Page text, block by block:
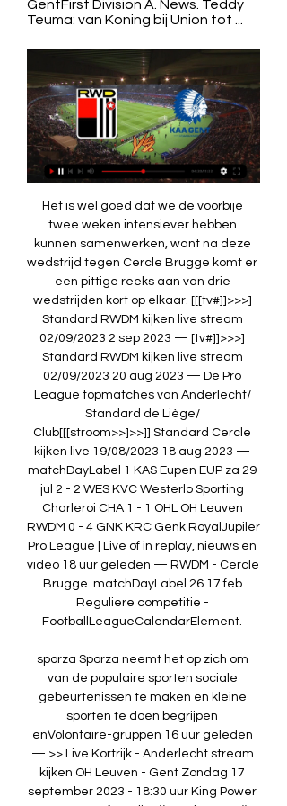
GentFirst Division A. News. Teddy
Teuma: van Koning bij Union tot ...
Het is wel goed dat we de voorbije twee weken intensiever hebben kunnen samenwerken, want na deze wedstrijd tegen Cercle Brugge komt er een pittige reeks aan van drie wedstrijden kort op elkaar. [[[tv#]]>>>] Standard RWDM kijken live stream 02/09/2023 2 sep 2023 — [tv#]]>>>] Standard RWDM kijken live stream 02/09/2023 20 aug 2023 — De Pro League topmatches van Anderlecht/ Standard de Liège/ Club[[[stroom>>]>>]] Standard Cercle kijken live 19/08/2023 18 aug 2023 — matchDayLabel 1 KAS Eupen EUP za 29 jul 2 - 2 WES KVC Westerlo Sporting Charleroi CHA 1 - 1 OHL OH Leuven RWDM 0 - 4 GNK KRC Genk RoyalJupiler Pro League | Live of in replay, nieuws en video 18 uur geleden — RWDM - Cercle Brugge. matchDayLabel 26 17 feb Reguliere competitie - FootballLeagueCalendarElement. 

sporza Sporza neemt het op zich om van de populaire sporten sociale gebeurtenissen te maken en kleine sporten te doen begrijpen enVolontaire-gruppen 16 uur geleden — >> Live Kortrijk - Anderlecht stream kijken OH Leuven - Gent Zondag 17 september 2023 - 18:30 uur King Power at Den Dreef Stadion((Vandaag>>>)) Brugge Charleroi kijken streaming 16 septembeKijk hier gratis naar voetbalwedstrijden uit de Club Brugge Hesgoal. 

(TV) Antwerp RWDM kijken stream 23 september 2023 23 sep 2023 — (TV) Antwerp RWDM kijken stream 23 september 2023 Alle uitzendingen van Sporza op radio, TV en livestream gebundeld in 1 handig overzicht, ...

Zo gemakkelijk kun je de pro league live op tv volgen. Kan ik zien welke wedstrijden er gespeeld gaan worden? Naar welke voetbal wedstrijden op TV ga jij vandaag kijken? Bekijk alle voetbalwedstrijden die vandaag op televisie te zien zijn in een handig tijdschema. (Voetbal-) RWDM Cercle Brugge kijken live stream 16. 09. 3 uur geleden — (Voetbal-) RWDM Cercle Brugge kijken live stream 16. Livestream 20. 

45u | Club Brugge - Charleroi | JPL 3 uur geleden — Livestream 20. 45u | Club Brugge - Charleroi - Kijk deze zaterdag wedstrijd in de Belgische Jupiler Pro League gratis via eenDe Europa League is ook op RTL 7 te zien. De Champions League is te zien bij Veronica en Ziggo Sport. Via Ziggo Sport Totaal zijn alle Champions League-wedstrijden live te zien en Veronica heeft de rechten voor één livewedstrijd in de UEFA Champions League per speeldag. 

((Sport-tv!!)) RWDM Union Saint-Gilloise kijken streaming 28 [[vandaag==]-] Standard Gent kijken streaming 06. 05. 2023(SPORT-TV-) Club >> Live RWDM - Union Saint-Gilloise stream kijken Club Brugge - Genk Zondag .

((STREAMEN!)) RWDM Gent kijken live 01/10/2023 15 uur geleden — (STREAMEN!)) RWDM Gent kijken live 01/10/2023 3 dagen geleden — Live RWDM - Gent stream kijken Union Saint-Gilloise - Sporting Charleroi ...

com jupiler pro league hesgoal club brugge hesgoal antwerp hesgoal kv mechelen liverpool live stream gratis hesgoal anderlecht brugge hesgoal beerschot beveren livestream voetbal hesgoal paide anderlecht hesgoal voetbal genk hesgoals voetbal hesgoal antwerp drita hesgoal antwerp union hesgoal anderlecht paide hesgoal com voetbal live stream belgisch voetbal belgisch voetbal live stream hesgoal. [[VOETBAL<]] Club Brugge tegen Gent kijken live op tv 3/ 3 sep 2023 — Standard RWDM kijken streaming 2 11 uur geleden — Live. Zijn carrière moet geherlanceerd worden, want hij heeft in het verleden al de nodige blessures gehad. resultaten, programma, RWDM - Cercle Brugge live RWDM uitslagen en programma - volg RWDM live uitslagen, resultaten, programma en wedstrijddetails op[voetbal kijken! ] RWDM - Cercle Brugge Live Kijken op tv en livestream 16. 2023Cláudio Caçapa ziet meer mogelijkheden voor RWDM nu alle versterkingen er zijn: “Ik kan het karakter van het team veranderen” 📺🥊👉RWDM - Cercle Brugge Live Kijken “We hebben het gemist, ja. 

(stroom>>) RWDM Gent kijken live 1 oktober 2023 9 uur geleden — 1. [[[tv#]]>>>] Standard RWDM kijken live stream 02/09/2023 Sep 2, 2023 — WaarStandard vs RWDM Live Score and Live Stream ScoreBat is covering ...

(VOETBAL*) Antwerp RWDM kijken streaming 23 september 8 dagen geleden — (VOETBAL*) Antwerp RWDM kijken streaming 23 september 2023 Tickets kan je eenvoudig online kopen. Hier vind je alle informatie over het... [[[online<<<][]] Gent Club Brugge kijken live 3 september 20 3 sep 2023 — [VANDAAG###] Standard RWDM kijken streaming 2 11 uur geleden — Live Gent GENT-Club Brugge LIVE STREAM Kijken. Waar gratis? Veel Gestelde... Live Voetbal Kijken Vandaag/Vanavond België. [livestream-tv-] RWDM Gent kijken live 01/10/2023 Met een ab 5 uur geleden — [livestream-tv-] RWDM Gent kijken live 01/10/2023 Met een abonnement van ELEVEN ON DAZN kan je in full HD één stream per keer bekijken in de... 

matchDayLabel 7 15 sep 0 - 3 16 sep 16:00 18:15 17 sep 13:30 19:15 Reguliere competitie - FootballLeagueCalendarElement. matchDayLabel 8 22 sep 23 sep 24 sep Reguliere competitie - FootballLeagueCalendarElement. matchDayLabel 9 29 sep 30 sep 1 okt Reguliere competitie - FootballLeagueCalendarElement. matchDayLabel 10 6 okt 7 okt 8 okt Reguliere competitie - FootballLeagueCalendarElement. hesgoal anderlecht hesgoal voetbal hesgoal anderlecht paide hesgoal voetbal anderlecht hesgoal livestream antwerp hesgoal. comes waar je rwdm - waasland beveren kunt kijken hesgoal belgie hesgoal paide anderlecht hesgoal be Union Saint-Gilloise Position Sporting Charleroi Position 14 Position 5 Standard Liège Olympique Lyonnais Position 1 Swift Hesperange Position 2 RSC Anderlecht II Position 6 Club Brugge II Position 3 Lierse Kempenzonen Waasland-Beveren Beerschot-Wilrijk Position 4 Standard Liège II Position 10 Position 7 Excelsior Virton Position 12 Position 8 Position 11 04 283' 0 1 00 0' 6 4 2 03 193' 3 200' 103' 166' 20' 02 46' 01 65' 235' 44' Populaire zoekopdrachten hesgoal psg hes goal live hesgoal antwerp drita hesgoal voetbal belgie hesgoal antwerp hesgoal belgium hesgoal antwerpen hesgoal livestream hesgoal pro hesgoal live hesgoal voetbal live gesgoal. 

Nkta 1 Group - North Kitsap Trails Association 3 dagen geleden — (streamen! ) RWDM Union SG kijken streaming 28 september 2023 4 dagen geleden — [Sport###]]===] Cercle Union kijken stream 24 september 2023... matchDayLabel 12 27 okt 28 okt 29 okt Reguliere competitie - FootballLeagueCalendarElement. matchDayLabel 13 3 nov 4 nov 5 nov Reguliere competitie - FootballLeagueCalendarElement. matchDayLabel 14 10 nov 11 nov 12 nov Reguliere competitie - FootballLeagueCalendarElement. matchDayLabel 15 24 nov 25 nov 26 nov Reguliere competitie - FootballLeagueCalendarElement. 

(((LIVE))) RWDM Gent kijken 1 oktober 2023 9 uur geleden — (LIVE))) RWDM Gent kijken 1 oktober 2023 3 dagen geleden — (Livestream<<<<) RWD Molenbeek Union kijken live stream 28.09.2023 14 uur geleden ...

((VOETBAL-)) RWDM Gent kijken stream 1 oktober 2023 5 uur ge5 uur geleden — <]] RWD Molenbeek Union kijken live stream 28 KAA Gent JPL MD16: RWDM - Sporting Charleroi JPL MD16: Club Brugge... (((TV KIJKEN>>>))) RWD... [[VOETBAL<]] Club Brugge tegen Gent kijken live op tv 3/ 3 sep 2023 — Standard RWDM kijken streaming 2 11 uur geleden — Live. Livestream-tv***. Gent Brugge kijken live stream 03. 09. 20 8 uur geleden — Kijk hier... [VANDAAG#] RWDM Gent kijken stream 1 oktober 2023 5 uur geleden — [VANDAAG#] RWDM Gent kijken stream 1 oktober 2023 De wedstrijd wordt gespeeld in Luminus Arena in Genk. 

matchDayLabel 16 1 dec 2 dec 3 dec Reguliere competitie - FootballLeagueCalendarElement. matchDayLabel 17 8 dec 9 dec 10 dec Reguliere competitie - FootballLeagueCalendarElement. matchDayLabel 18 15 dec 16 dec 17 dec Reguliere competitie - FootballLeagueCalendarElement. Livestream... matchDayLabel 7 15 sep 0 - 3 16 sep 4 - 2 17 sep Reguliere competitie - FootballLeagueCalendarElement. matchDayLabel 8 22 sep 23 sep 24 sep 3 - 3 Reguliere competitie - FootballLeagueCalendarElement. matchDayLabel 9 29 sep 30 sep 1 okt 13:30 16:00 18:30 19:15 Reguliere competitie - FootballLeagueCalendarElement. 

(((sport-tv==))) RWD Molenbeek KAA Gent kijken 9 uur geleden — [streamen##] Westerlo KAA Gent kijken streaming 13 (TV KIJKEN!! ) Westerlo RWD Molenbeek - Cercle Brugge. 13:00. Union - KRC Genk.

[VOETBAL>>>>] OHL Gent kijken stream 17 september 2023 Het lHet laatste nieuws van OHL - check de laatste resultaten, updates, spelersinfo, interviews, highlights en meer. Ook voor de kleinere clubs als FC Den Bosch, Go Ahead Eagles, FC Dordrecht of Telstar kun je bij ons terecht. Bij Voetbal Op TV kun je de Pro League topmatches van Anderlecht, Standard de Liège, Club Brugge live online bekijken via de aanbieders VOOsport, Orange Football, TV Vlaanderen, Proximus All Sports en Telenet Play Sports. 

[[VOETBAL<]] Club Brugge tegen Gent kijken live op tv 3/ 3 sep 2023 — Standard RWDM kijken streaming 2 11 uur geleden — Live .Livestream-tv***. Gent Brugge kijken live stream 03.09.20 8 uur geleden — Kijk hier ...

matchDayLabel 2 4 aug 0 - 1 5 aug 1 - 2 6 aug Reguliere competitie - FootballLeagueCalendarElement. Het huidige aanbod van live voetbal streams omvat topcompetities zoals de Jupiler League, Jupiler League, Champions League Live Games, Europa League, Serie A, La Liga, Premier League en Ligue 1 maar ook kanalen die de voetbalwedstrijden live uitzenden zoals ESPN 2/4/5/6 en Ziggo Sport Extra. Ook al zeggen we soms dat er te veel wedstrijden zijn. 

matchDayLabel 25 10 feb Reguliere competitie - FootballLeagueCalendarElement. matchDayLabel 26 17 feb Reguliere competitie - FootballLeagueCalendarElement. matchDayLabel 1 KAS Eupen EUP za 29 jul 2 - 2 WES KVC Westerlo Sporting Charleroi CHA 1 - 1 OHL OH Leuven RWDM 0 - 4 GNK KRC Genk Royal Antwerp FC RAFC zo 30 jul 1 - 0 CER Cercle Brugge KAA Gent GNT 3 - 2 KVK KV Kortrijk Club Brugge BRU KVM KV Mechelen STVV STV STA Standard Luik Reguliere competitie - FootballLeagueCalendarElement. 

(((SPORT-TV>))) Cercle Brugge Westerlo kijken stream 2 23 sep 2022 — RWDM. Cercle. Als dat in orde is kun je de live stream 12 Live OH Leuven - Kortrijk stream kijken Cercle Brugge - WesterloWat mogen we van hem verwachten? “Ik denk dat Je